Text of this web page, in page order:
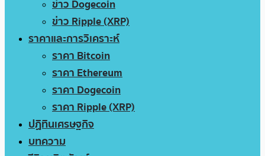
ข่าว Dogecoin
ข่าว Ripple (XRP)
ราคาและการวิเคราะห์
ราคา Bitcoin
ราคา Ethereum
ราคา Dogecoin
ราคา Ripple (XRP)
ปฏิทินเศรษฐกิจ
บทความ